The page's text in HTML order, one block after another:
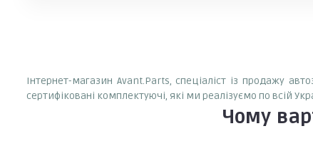
Інтернет-магазин Avant.Parts, спеціаліст із продажу
сертифіковані комплектуючі, які ми реалізуємо по всій
Чому